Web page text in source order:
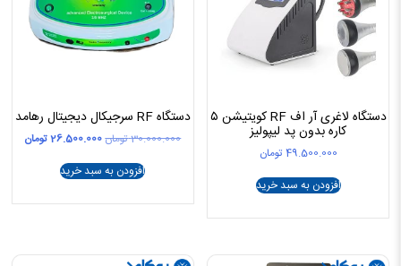
دستگاه لاغری آر اف RF کویتیشن ۵
کاره بدون پد لیپولیز
49.500.000 تومان
افزودن به سبد خرید
دستگاه RF سرجیکال دیجیتال رهامد
30.000.000تومانقیمت
26.500.000تومانقیمت
افزودن به سبد خرید